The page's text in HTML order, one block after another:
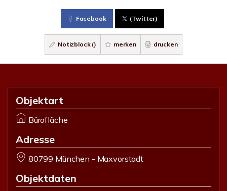
Facebook (Twitter)
Notizblock () merken drucken
Objektart
Bürofläche
Adresse
80799 München - Maxvorstadt
Objektdaten